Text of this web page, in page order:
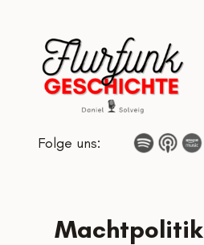
springen
Folge uns:
Machtpolitik